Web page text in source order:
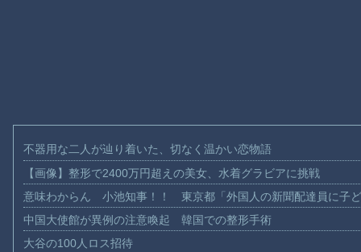
不器用な二人が辿り着いた、切なく温かい恋物語
【画像】整形で2400万円超えの美女、水着グラビアに挑戦
意味わからん 小池知事！！ 東京都「外国人の新聞配達員に子
中国大使館が異例の注意喚起 韓国での整形手術
大谷の100人ロス招待